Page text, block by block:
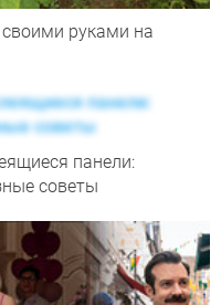
руками на
панели:
советы